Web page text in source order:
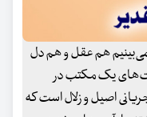
هم عقل و هم دل
یک مکتب در
اصیل و زلال است که